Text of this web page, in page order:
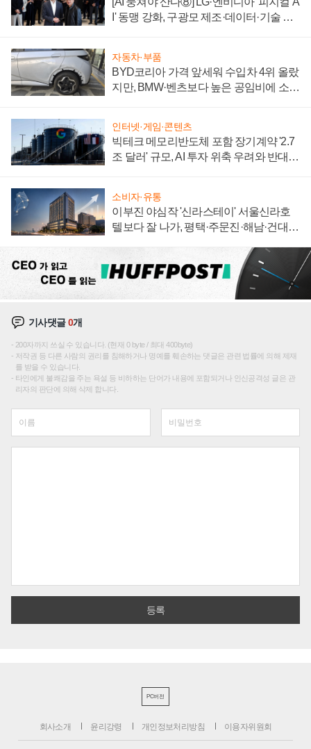
I' 동맹 강화, 구광모 제조·데이터·기술 결
자동차·부품
BYD코리아 가격 앞세워 수입차 4위 올랐
지만, BMW·벤츠보다 높은 공임비에 소비
인터넷·게임·콘텐츠
빅테크 메모리반도체 포함 장기계약 '2.7
조 달러' 규모, AI 투자 위축 우려와 반대
소비자·유통
이부진 야심작 '신라스테이' 서울신라호
텔보다 잘 나가, 평택·주문진·해남·건대로
기사댓글0개
200자까지 쓰실 수 있습니다. (현재 0 byte / 최대 400byte)
저작권 등 다른 사람의 권리를 침해하거나 명예를 훼손하는 댓글은 관련 법률에 의해 제재
를 받을 수 있습니다.
타인에게 불쾌감을 주는 욕설 등 비하하는 단어가 내용에 포함되거나 인신공격성 글은 관
리자의 판단에 의해 삭제 합니다.
PC버전
회사소개 윤리강령 개인정보처리방침 이용자위원회